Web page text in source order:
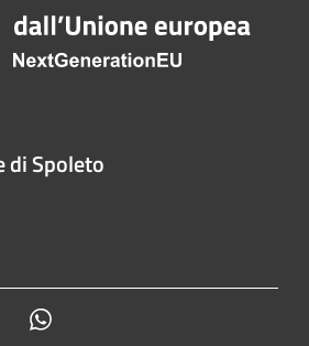
di Spoleto